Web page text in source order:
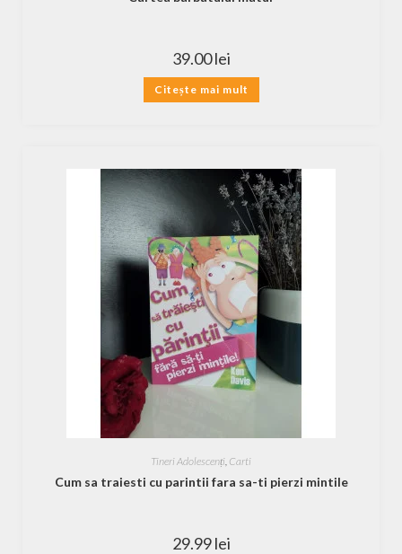
39.00lei
Citește mai mult
Tineri Adolescenți, Carti
Cum sa traiesti cu parintii fara sa-ti pierzi mintile
29.99lei